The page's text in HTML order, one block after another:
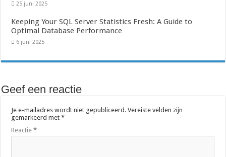
25 juni 2025
Keeping Your SQL Server Statistics Fresh: A Guide to
Optimal Database Performance
6 juni 2025
Geef een reactie
Je e-mailadres wordt niet gepubliceerd. Vereiste velden zijn
gemarkeerd met*
Reactie*